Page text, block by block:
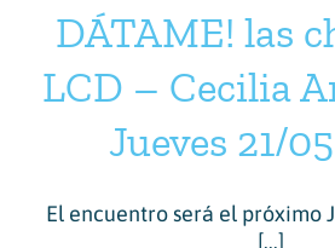
DÁTAME! las
LCD – Cecilia
Jueves 21/
El encuentro será el próximo
[...]